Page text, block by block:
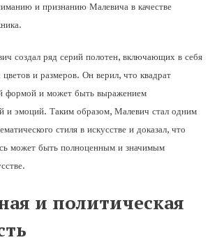
и признанию Малевича в качестве
создал ряд серий полотен, включающих в себя
и размеров. Он верил, что квадрат
формой и может быть выражением
и эмоций. Таким образом, Малевич стал одним
стиля в искусстве и доказал, что
может быть полноценным и значимым
и политическая